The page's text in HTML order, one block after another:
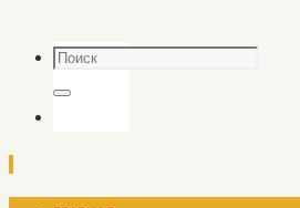
Поиск
Поиск